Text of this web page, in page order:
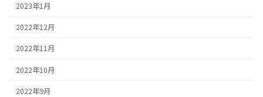
2023年1月
2022年12月
2022年11月
2022年10月
2022年9月